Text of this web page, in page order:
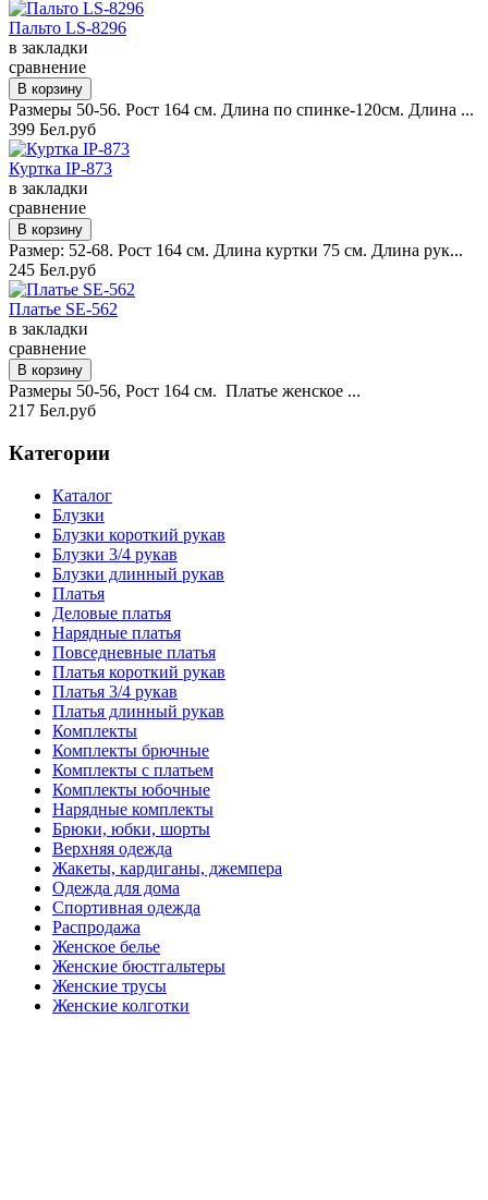
Пальто LS-8296
в закладки
сравнение
Размеры 50-56. Рост 164 см. Длина по спинке-120см. Длина ...
399 Бел.руб
Куртка IP-873
в закладки
сравнение
Размер: 52-68. Рост 164 см. Длина куртки 75 см. Длина рук...
245 Бел.руб
Платье SE-562
в закладки
сравнение
Размеры 50-56, Рост 164 см. Платье женское ...
217 Бел.руб
Категории
Каталог
Блузки
Блузки короткий рукав
Блузки 3/4 рукав
Блузки длинный рукав
Платья
Деловые платья
Нарядные платья
Повседневные платья
Платья короткий рукав
Платья 3/4 рукав
Платья длинный рукав
Комплекты
Комплекты брючные
Комплекты с платьем
Комплекты юбочные
Нарядные комплекты
Брюки, юбки, шорты
Верхняя одежда
Жакеты, кардиганы, джемпера
Одежда для дома
Спортивная одежда
Распродажа
Женское белье
Женские бюстгальтеры
Женские трусы
Женские колготки